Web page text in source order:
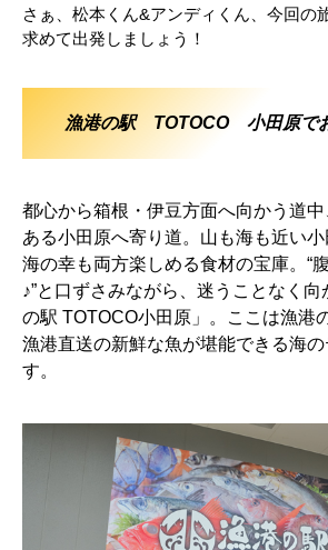
さぁ、松本くん&アンディくん、今回の
求めて出発しましょう！
漁港の駅 TOTOCO 小田原で
都心から箱根・伊豆方面へ向かう道
ある小田原へ寄り道。山も海も近い小
海の幸も両方楽しめる食材の宝庫。“
♪”と口ずさみながら、迷うことなく
の駅 TOTOCO小田原」。ここは漁港
漁港直送の新鮮な魚が堪能できる海
す。